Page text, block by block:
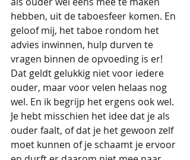
hebben, uit de taboesfeer komen. En
geloof mij, het taboe rondom het
advies inwinnen, hulp durven te
vragen binnen de opvoeding is er!
Dat geldt gelukkig niet voor iedere
ouder, maar voor velen helaas nog
wel. En ik begrijp het ergens ook wel.
Je hebt misschien het idee dat je als
ouder faalt, of dat je het gewoon zelf
moet kunnen of je schaamt je ervoor